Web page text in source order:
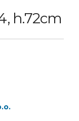
h.72cm